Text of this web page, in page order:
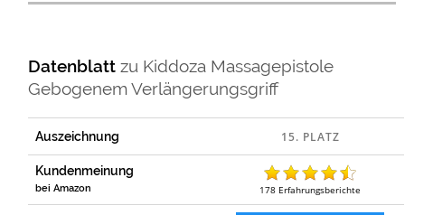
Datenblattzu Kiddoza Massagepistole
Gebogenem Verlängerungsgriff
Auszeichnung
Kundenmeinung
bei Amazon 178 Erfahrungsberichte